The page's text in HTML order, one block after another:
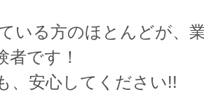
いる方のほとんどが、
者です！
、安心してください!!